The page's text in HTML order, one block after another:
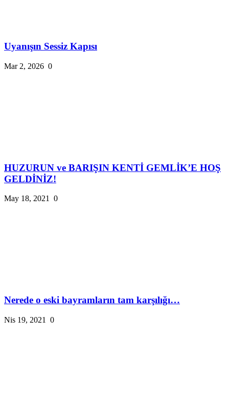
Uyanışın Sessiz Kapısı
Mar 2, 2026 0
HUZURUN ve BARIŞIN KENTİ GEMLİK’E HOŞ
GELDİNİZ!
May 18, 2021 0
Nerede o eski bayramların tam karşılığı…
Nis 19, 2021 0